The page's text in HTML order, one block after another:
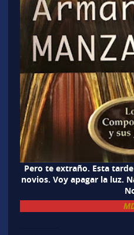
Pero te extraño. Esta
novios. Voy apagar la luz.